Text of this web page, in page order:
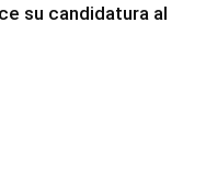
su candidatura al